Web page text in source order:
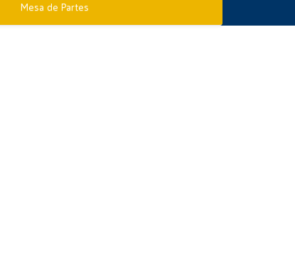
Mesa de Partes